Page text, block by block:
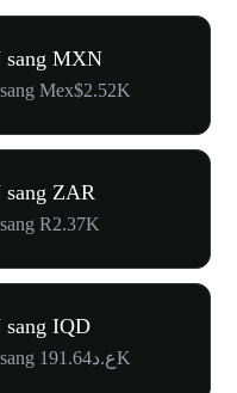
sang MXN
Mex$2.52K
ZAR
R2.37K
sang IQD
chuyển đổi 1 ORCLON sang ع.د191.64K